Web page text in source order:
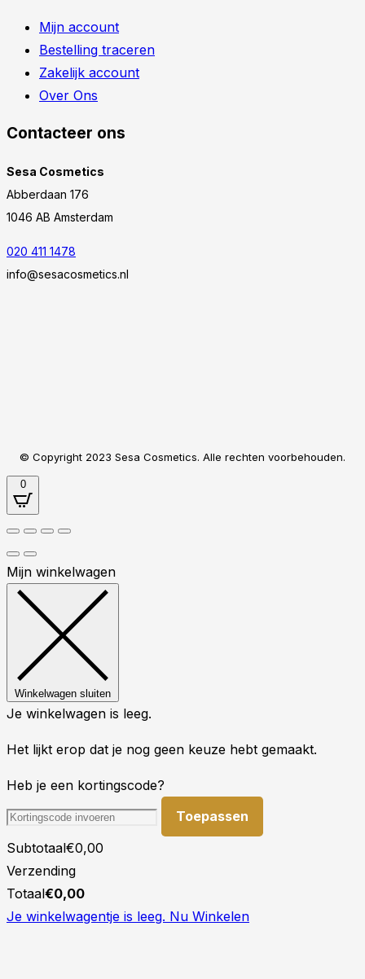
Mijn account
Bestelling traceren
Zakelijk account
Over Ons
Contacteer ons
Sesa Cosmetics
Abberdaan 176
1046 AB Amsterdam
020 411 1478
info@sesacosmetics.nl
© Copyright 2023 Sesa Cosmetics. Alle rechten voorbehouden.
0
Mijn winkelwagen
Winkelwagen sluiten
Je winkelwagen is leeg.
Het lijkt erop dat je nog geen keuze hebt gemaakt.
Heb je een kortingscode?
Toepassen
Subtotaal€0,00
Verzending
Totaal€0,00
Je winkelwagentje is leeg. Nu Winkelen